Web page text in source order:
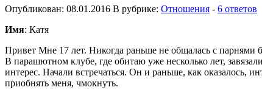
Опубликован: 08.01.2016 В рубрике: Отношения - 6 ответов
Имя: Катя
Привет Мне 17 лет. Никогда раньше не общалась с парнями
В парашютном клубе, где обитаю уже несколько лет,
интерес. Начали встречаться. Он и раньше, как оказалось,
приобнять меня, чмокнуть.